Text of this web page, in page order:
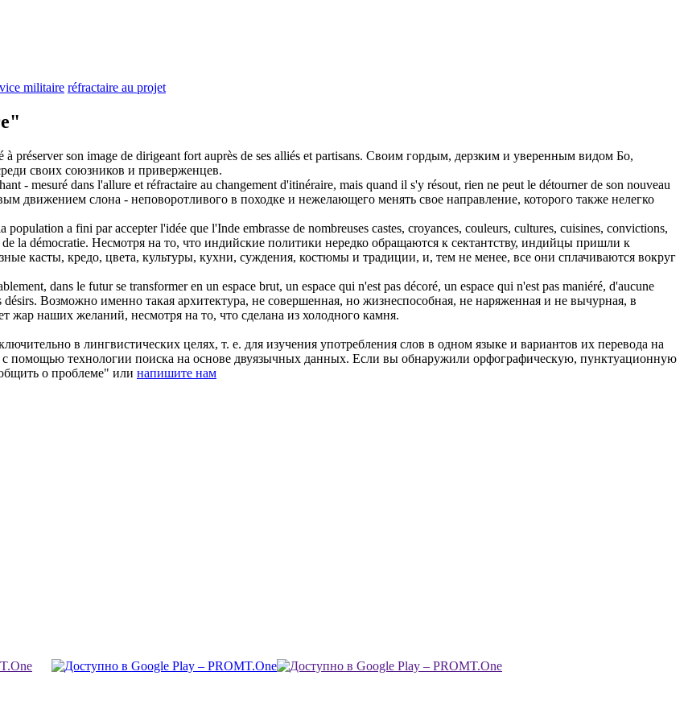
militaire réfractaire au projet
préserver son image de dirigeant fort auprès de ses alliés et partisans. Своим гордым, дерзким и уверенным видом Бо,
своих союзников и приверженцев.
- mesuré dans l'allure et réfractaire au changement d'itinéraire, mais quand il s'y résout, rien ne peut le détourner de son nouveau
движением слона - неповоротливого в походке и нежелающего менять свое направление, которого также нелегко
population a fini par accepter l'idée que l'Inde embrasse de nombreuses castes, croyances, couleurs, cultures, cuisines, convictions,
la démocratie. Несмотря на то, что индийские политики нередко обращаются к сектантству, индийцы пришли к
касты, кредо, цвета, культуры, кухни, суждения, костюмы и традиции, и, тем не менее, все они сплачиваются вокруг
dans le futur se transformer en un espace brut, un espace qui n'est pas décoré, un espace qui n'est pas maniéré, d'aucune
désirs. Возможно именно такая архитектура, не совершенная, но жизнеспособная, не наряженная и не вычурная, в
жар наших желаний, несмотря на то, что сделана из холодного камня.
в лингвистических целях, т. е. для изучения употребления слов в одном языке и вариантов их перевода на
помощью технологии поиска на основе двуязычных данных. Если вы обнаружили орфографическую, пунктуационную
о проблеме" или напишите нам